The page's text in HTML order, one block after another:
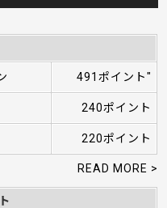
491ポイント"
240ポイント
220ポイント
READ MORE >